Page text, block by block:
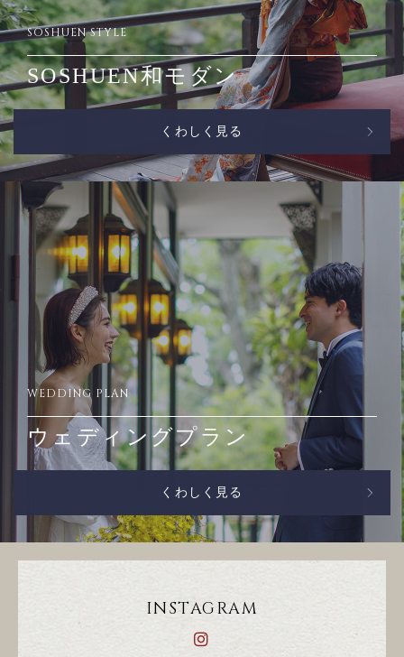
SOSHUEN STYLE
SOSHUEN和モダン
くわしく見る
WEDDING PLAN
ウェディングプラン
くわしく見る
INSTAGRAM